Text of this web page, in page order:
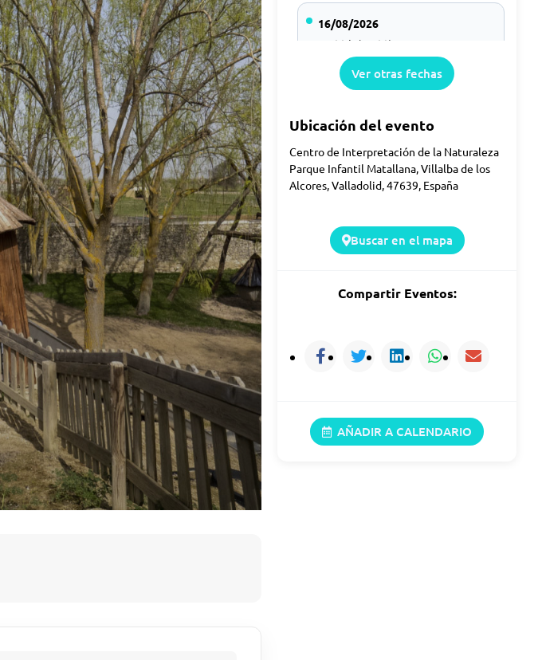
16/08/2026
12:00 h (12:00)
22/08/2026
23/08/2026
12:00 h (12:00)
29/08/2026
12:00 h (12:00)
Ver otras fechas
Ubicación del evento
Centro de Interpretación de la Naturaleza
Parque Infantil Matallana, Villalba de los
Alcores, Valladolid, 47639, España
Buscar en el mapa
Compartir Eventos:
AÑADIR A CALENDARIO